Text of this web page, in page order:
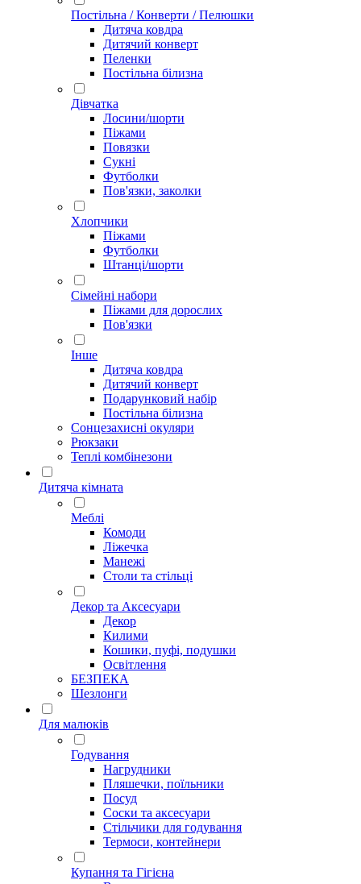
Постільна / Конверти / Пелюшки
Дитяча ковдра
Дитячий конверт
Пеленки
Постільна білизна
Дівчатка
Лосини/шорти
Піжами
Повязки
Сукні
Футболки
Пов'язки, заколки
Хлопчики
Піжами
Футболки
Штанці/шорти
Сімейні набори
Піжами для дорослих
Пов'язки
Інше
Дитяча ковдра
Дитячий конверт
Подарунковий набір
Постільна білизна
Сонцезахисні окуляри
Рюкзаки
Теплі комбінезони
Дитяча кімната
Меблі
Комоди
Ліжечка
Манежі
Столи та стільці
Декор та Аксесуари
Декор
Килими
Кошики, пуфі, подушки
Освітлення
БЕЗПЕКА
Шезлонги
Для малюків
Годування
Нагрудники
Пляшечки, поїльники
Посуд
Соски та аксесуари
Стільчики для годування
Термоси, контейнери
Купання та Гігієна